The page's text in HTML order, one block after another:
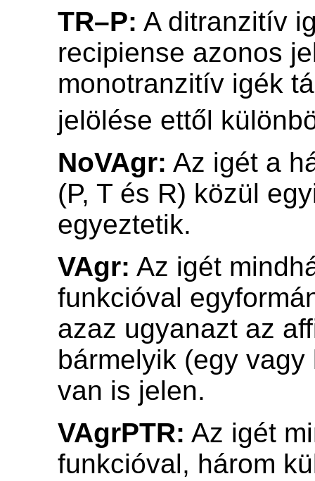
TR–P: A ditranzitív
recipiense azonos
monotranzitív igék
jelölése ettől
NoVAgr: Az igét a
(P, T és R) közül
egyeztetik.
VAgr: Az igét
funkcióval
azaz ugyanazt az
bármelyik (egy
van is jelen.
VAgrPTR: Az igét
funkcióval, három